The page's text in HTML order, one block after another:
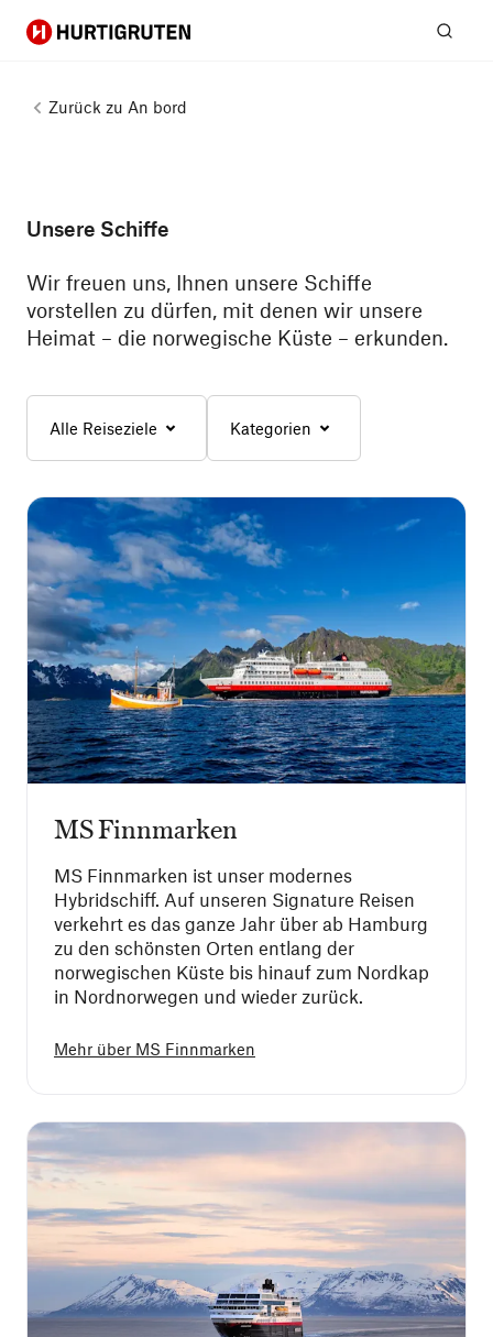
Hurtigruten
Zurück zu An bord
Unsere Schiffe
Wir freuen uns, Ihnen unsere Schiffe
vorstellen zu dürfen, mit denen wir unsere
Heimat – die norwegische Küste – erkunden.
Alle Reiseziele Kategorien
MS Finnmarken
MS Finnmarken ist unser modernes
Hybridschiff. Auf unseren Signature Reisen
verkehrt es das ganze Jahr über ab Hamburg
zu den schönsten Orten entlang der
norwegischen Küste bis hinauf zum Nordkap
in Nordnorwegen und wieder zurück.
Mehr über MS Finnmarken